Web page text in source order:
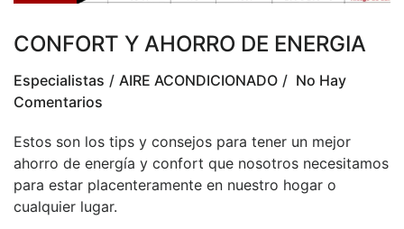
CONFORT Y AHORRO DE ENERGIA
Especialistas AIRE ACONDICIONADO
No Hay
Comentarios
Estos son los tips y consejos para tener un mejor
ahorro de energía y confort que nosotros necesitamos
para estar placenteramente en nuestro hogar o
cualquier lugar.